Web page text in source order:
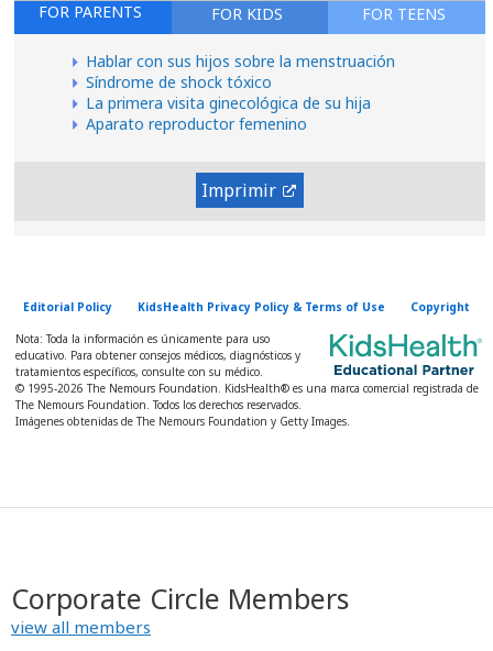
FOR TEENS
FOR KIDS
FOR PARENTS
Hablar con sus hijos sobre la menstruación
Síndrome de shock tóxico
La primera visita ginecológica de su hija
Aparato reproductor femenino
Imprimir
Editorial Policy KidsHealth Privacy Policy & Terms of Use Copyright
Nota: Toda la información es únicamente para uso
educativo. Para obtener consejos médicos, diagnósticos y
tratamientos específicos, consulte con su médico.
© 1995-2026 The Nemours Foundation. KidsHealth® es una marca comercial registrada de
The Nemours Foundation. Todos los derechos reservados.
Imágenes obtenidas de The Nemours Foundation y Getty Images.
Corporate Circle Members
view all members